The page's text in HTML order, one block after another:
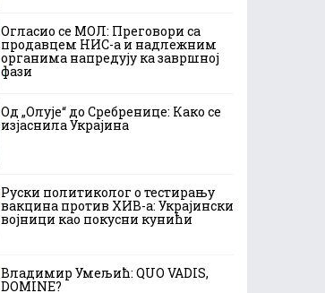
Огласио се МОЛ: Преговори са
продавцем НИС-а и надлежним
органима напредују ка завршној
фази
Од „Олује“ до Сребренице: Како се
изјаснила Украјина
Руски политиколог о тестирању
вакцина против ХИВ-а: Украјински
војници као покусни кунићи
Владимир Умељић: QUO VADIS,
DOMINE?